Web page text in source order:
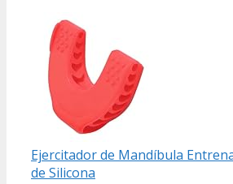
Ejercitador de Mandíbula
de Silicona